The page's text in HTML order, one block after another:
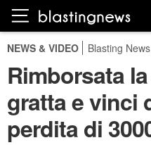
NEWS & VIDEO Blasting
Rimborsata
gratta e vinci
perdita di